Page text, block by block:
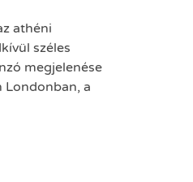
athéni
széles
megjelenése
Londonban, a